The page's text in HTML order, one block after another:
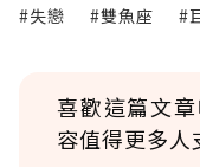
#失戀 #雙魚座 #
喜歡這篇文
容值得更多人